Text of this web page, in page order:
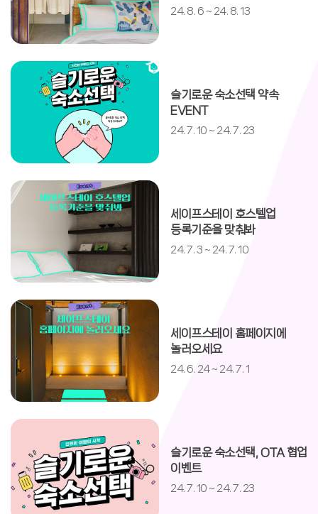
경상남도
제주특별자치도
전남광주통합특별시
24. 8. 6 ~ 24. 8. 13
슬기로운 숙소선택 약속
EVENT
24. 7. 10 ~ 24. 7. 23
세이프스테이 호스텔업
등록기준을 맞춰봐
24. 7. 3 ~ 24. 7. 10
세이프스테이 홈페이지에
놀러오세요
24. 6. 24 ~ 24. 7. 1
슬기로운 숙소선택, OTA 협업
이벤트
24. 7. 10 ~ 24. 7. 23